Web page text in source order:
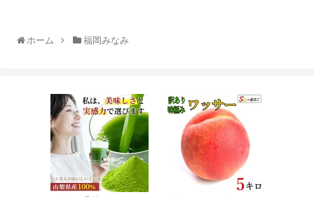
ホーム 福岡みなみ